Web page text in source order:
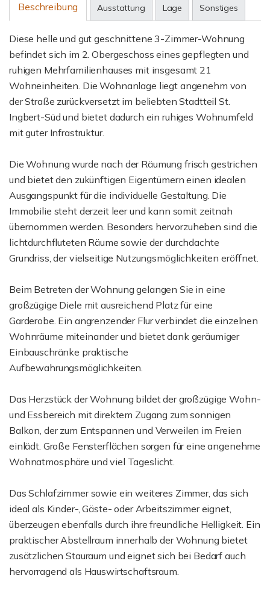
Beschreibung Ausstattung Lage Sonstiges
Diese helle und gut geschnittene 3-Zimmer-Wohnung
befindet sich im 2. Obergeschoss eines gepflegten und
ruhigen Mehrfamilienhauses mit insgesamt 21
Wohneinheiten. Die Wohnanlage liegt angenehm von
der Straße zurückversetzt im beliebten Stadtteil St.
Ingbert-Süd und bietet dadurch ein ruhiges Wohnumfeld
mit guter Infrastruktur.
Die Wohnung wurde nach der Räumung frisch gestrichen
und bietet den zukünftigen Eigentümern einen idealen
Ausgangspunkt für die individuelle Gestaltung. Die
Immobilie steht derzeit leer und kann somit zeitnah
übernommen werden. Besonders hervorzuheben sind die
lichtdurchfluteten Räume sowie der durchdachte
Grundriss, der vielseitige Nutzungsmöglichkeiten eröffnet.
Beim Betreten der Wohnung gelangen Sie in eine
großzügige Diele mit ausreichend Platz für eine
Garderobe. Ein angrenzender Flur verbindet die einzelnen
Wohnräume miteinander und bietet dank geräumiger
Einbauschränke praktische
Aufbewahrungsmöglichkeiten.
Das Herzstück der Wohnung bildet der großzügige Wohn-
und Essbereich mit direktem Zugang zum sonnigen
Balkon, der zum Entspannen und Verweilen im Freien
einlädt. Große Fensterflächen sorgen für eine angenehme
Wohnatmosphäre und viel Tageslicht.
Das Schlafzimmer sowie ein weiteres Zimmer, das sich
ideal als Kinder-, Gäste- oder Arbeitszimmer eignet,
überzeugen ebenfalls durch ihre freundliche Helligkeit. Ein
praktischer Abstellraum innerhalb der Wohnung bietet
zusätzlichen Stauraum und eignet sich bei Bedarf auch
hervorragend als Hauswirtschaftsraum.